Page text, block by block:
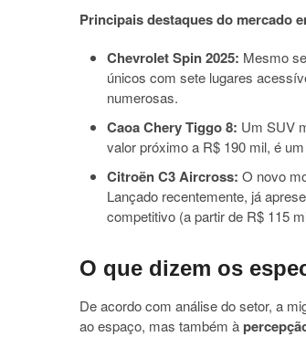
Principais destaques do mercado
Chevrolet Spin 2025: Mesmo
únicos com sete lugares
numerosas.
Caoa Chery Tiggo 8: Um SUV
valor próximo a R$ 190 mil, é
Citroën C3 Aircross: O novo
Lançado recentemente, já
competitivo (a partir de R$ 115
O que dizem os
De acordo com análise do setor, a
ao espaço, mas também à